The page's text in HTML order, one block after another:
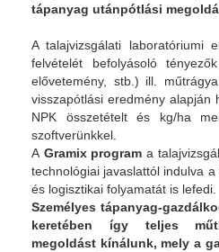
tápanyag utánpótlási
A talajvizsgálati laboratóriumi
felvételét befolyásoló
elővetemény, stb.) ill.
visszapótlási eredmény alapján
NPK összetételt és kg/ha
szoftverünkkel.
AGramix program a
technológiai javaslattól indulva
és logisztikai folyamatát is lefedi.
Személyes tápanyag-
keretében így teljes
megoldást kínálunk, mely a